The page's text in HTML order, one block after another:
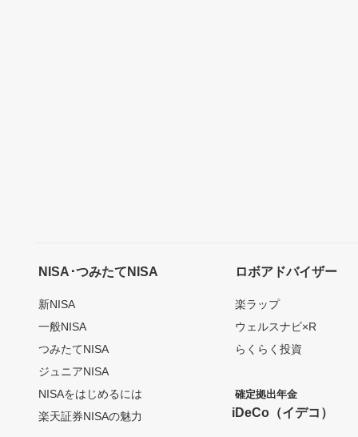
NISA･つみたてNISA
新NISA
一般NISA
つみたてNISA
ジュニアNISA
NISAをはじめるには
楽天証券NISAの魅力
ロボアドバイザー
楽ラップ
ウェルスナビ×R
らくらく投資
確定拠出年金
iDeCo（イデコ）